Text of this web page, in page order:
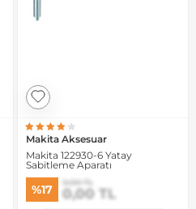
Makita Aksesuar
Makita 122930-6 Yatay
Sabitleme Aparatı
%17 0,00 TL
0,00 TL